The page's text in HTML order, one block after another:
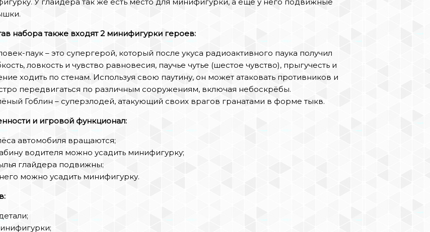
набора также входят 2 минифигурки героев:
паук – это супергерой, который после укуса радиоактивного паука получил
ловкость и чувство равновесия, паучье чутье (шестое чувство), прыгучесть и
ходить по стенам. Используя свою паутину, он может атаковать противников и
передвигаться по различным сооружениям, включая небоскрёбы.
Гоблин – суперзлодей, атакующий своих врагов гранатами в форме тыкв.
и игровой функционал:
автомобиля вращаются;
водителя можно усадить минифигурку;
глайдера подвижны;
можно усадить минифигурку.